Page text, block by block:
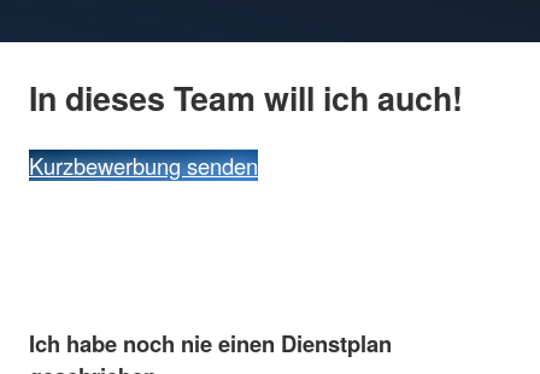
In dieses Team will ich auch!
Kurzbewerbung senden
Ich habe noch nie einen Dienstplan